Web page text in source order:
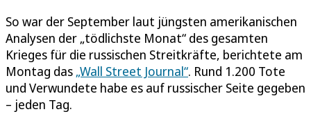
So war der September laut jüngsten amerikanischen
Analysen der „tödlichste Monat“ des gesamten
Krieges für die russischen Streitkräfte, berichtete am
Montag das „Wall Street Journal“. Rund 1.200 Tote
und Verwundete habe es auf russischer Seite gegeben
– jeden Tag.